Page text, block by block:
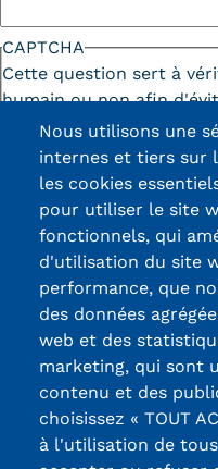
CAPTCHA
Cette question sert à
humain ou non afin
(spam) automatisées.
13, Rue Ernest
Thierry-Mieg
90010 BELFORT
Nous utilisons une
internes et tiers sur
les cookies
pour utiliser le site
fonctionnels, qui
d'utilisation du site
performance, que
des données
web et des
marketing, qui sont
contenu et des
choisissez « TOUT
à l'utilisation de